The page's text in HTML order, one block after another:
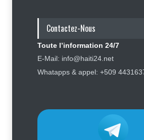
Un passager
après avoir
Contactez-Nous
Toute l’information 24/7
E-Mail: info@haiti24.net
Whatapps & appel: +509